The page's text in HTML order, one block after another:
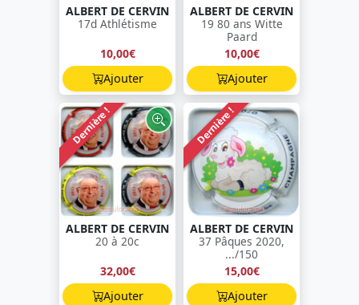
ALBERT DE CERVIN
17d Athlétisme
10,00€
Ajouter
ALBERT DE CERVIN
19 80 ans Witte
Paard
10,00€
Ajouter
Dernière !
ALBERT DE CERVIN
20 à 20c
32,00€
Ajouter
Dernière !
ALBERT DE CERVIN
37 Pâques 2020,
.../150
15,00€
Ajouter